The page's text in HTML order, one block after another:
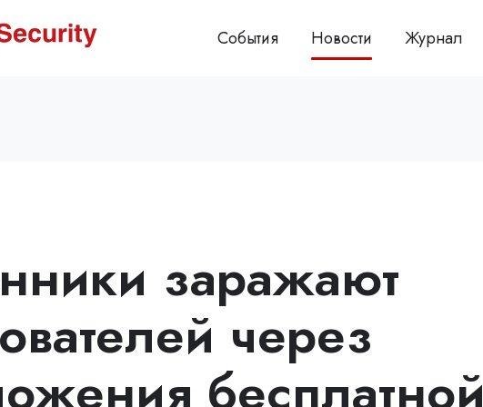
События Новости Журнал
заражают
через
бесплатной